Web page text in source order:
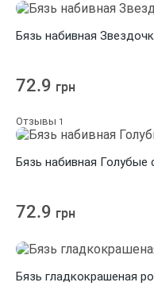
Бязь набивная
72.9 грн
Отзывы 1
Бязь набивная Голубые
72.9 грн
Бязь гладкокрашеная